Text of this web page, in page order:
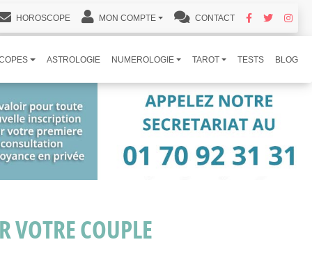
HOROSCOPE MON COMPTE CONTACT
ASTROLOGIE NUMEROLOGIE TAROT TESTS BLOG
VOTRE COUPLE